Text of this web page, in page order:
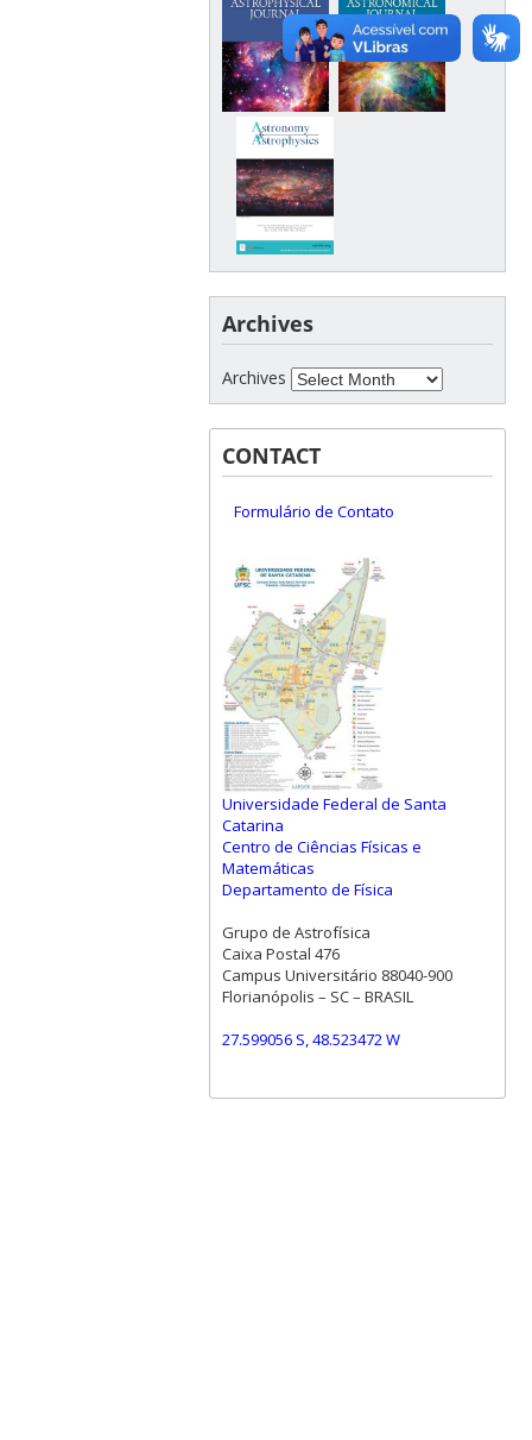
Archives
Archives
CONTACT
Formulário de Contato
Universidade Federal de Santa
Catarina
Centro de Ciências Físicas e
Matemáticas
Departamento de Física
Grupo de Astrofísica
Caixa Postal 476
Campus Universitário 88040-900
Florianópolis – SC – BRASIL
27.599056 S, 48.523472 W